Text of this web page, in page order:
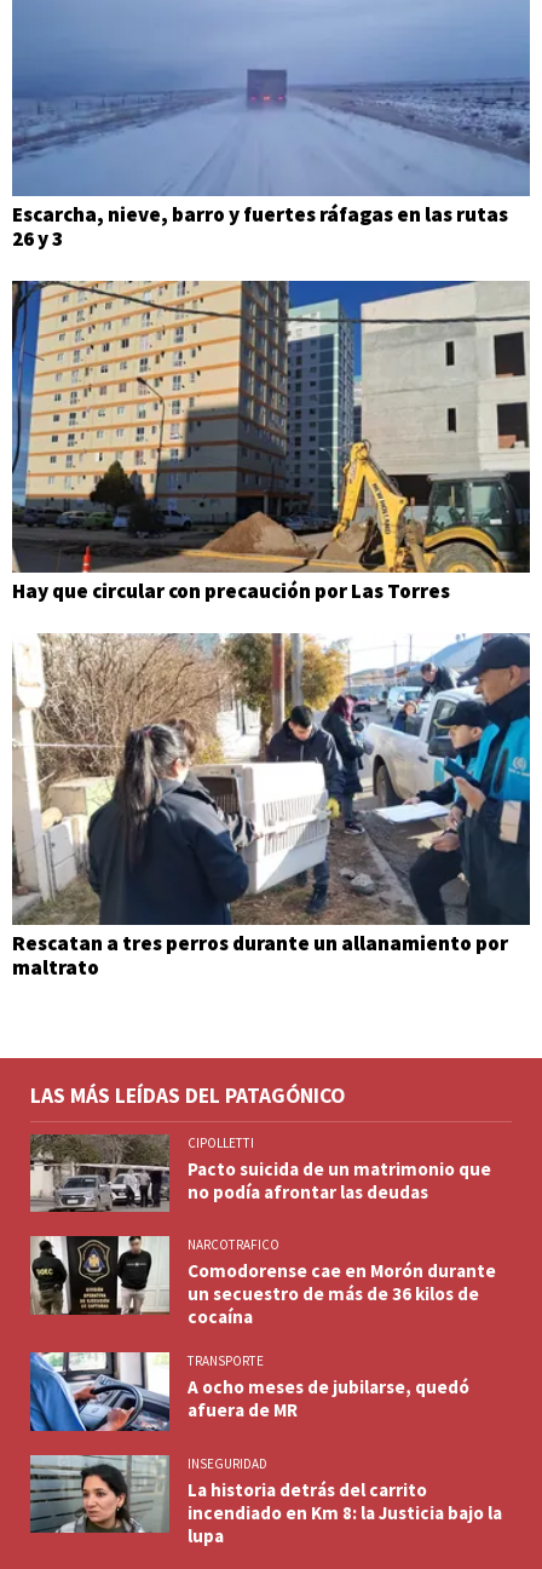
Escarcha, nieve, barro y fuertes ráfagas en las rutas
26 y 3
Hay que circular con precaución por Las Torres
Rescatan a tres perros durante un allanamiento por
maltrato
LAS MÁS LEÍDAS DEL PATAGÓNICO
CIPOLLETTI
Pacto suicida de un matrimonio que
no podía afrontar las deudas
NARCOTRAFICO
Comodorense cae en Morón durante
un secuestro de más de 36 kilos de
cocaína
TRANSPORTE
A ocho meses de jubilarse, quedó
afuera de MR
INSEGURIDAD
La historia detrás del carrito
incendiado en Km 8: la Justicia bajo la
lupa